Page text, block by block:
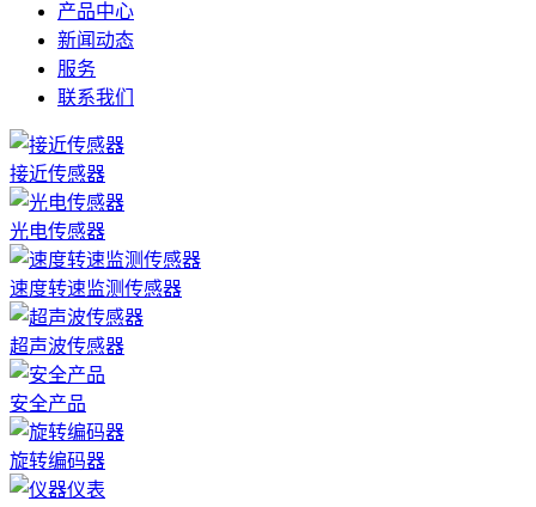
产品中心
新闻动态
服务
联系我们
接近传感器
光电传感器
速度转速监测传感器
超声波传感器
安全产品
旋转编码器